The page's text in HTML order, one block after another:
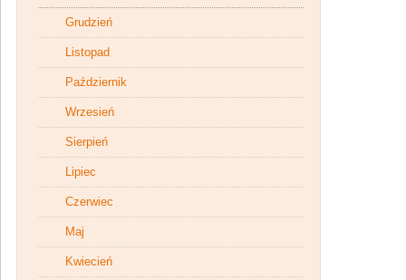
Grudzień
Listopad
Październik
Wrzesień
Sierpień
Lipiec
Czerwiec
Maj
Kwiecień